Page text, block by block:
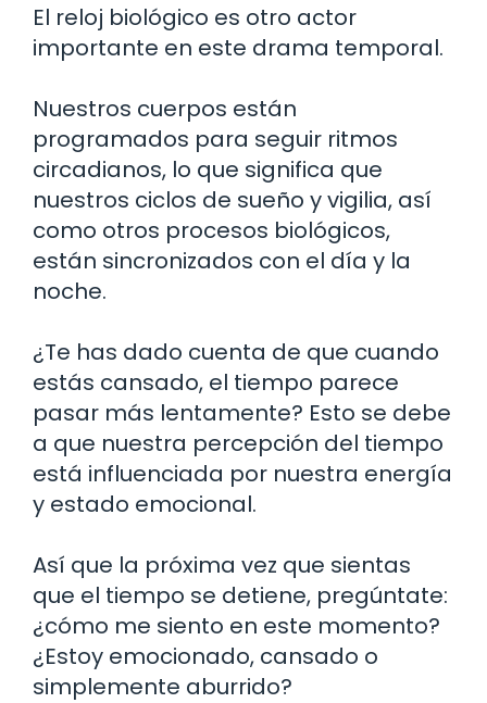
El reloj biológico es otro actor
importante en este drama temporal.
Nuestros cuerpos están
programados para seguir ritmos
circadianos, lo que significa que
nuestros ciclos de sueño y vigilia, así
como otros procesos biológicos,
están sincronizados con el día y la
noche.
¿Te has dado cuenta de que cuando
estás cansado, el tiempo parece
pasar más lentamente? Esto se debe
a que nuestra percepción del tiempo
está influenciada por nuestra energía
y estado emocional.
Así que la próxima vez que sientas
que el tiempo se detiene, pregúntate:
¿cómo me siento en este momento?
¿Estoy emocionado, cansado o
simplemente aburrido?